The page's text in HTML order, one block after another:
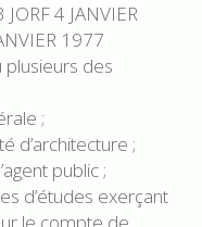
4 JANVIER
1977
plusieurs des
;
d’architecture ;
public ;
d’études exerçant